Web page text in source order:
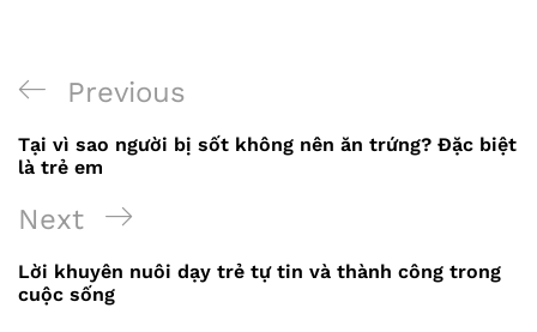
hướng
bài
Previous
Post
Previous
Tại vì sao người bị sốt không nên ăn trứng? Đặc biệt
là trẻ em
Next
Post
Next
Lời khuyên nuôi dạy trẻ tự tin và thành công trong
cuộc sống